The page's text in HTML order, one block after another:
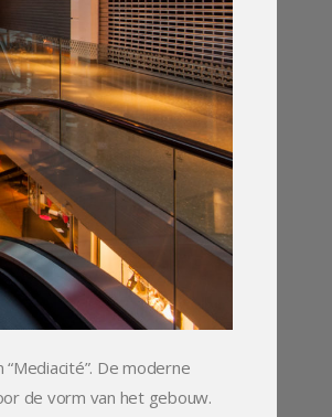
De moderne
de vorm van het gebouw.